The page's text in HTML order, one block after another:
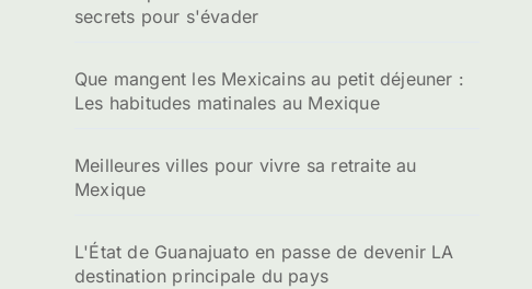
secrets pour s'évader
Que mangent les Mexicains au petit déjeuner :
Les habitudes matinales au Mexique
Meilleures villes pour vivre sa retraite au
Mexique
L'État de Guanajuato en passe de devenir LA
destination principale du pays